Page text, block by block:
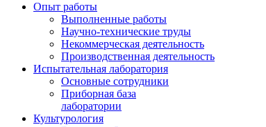
Опыт работы
Выполненные работы
Научно-технические труды
Некоммерческая деятельность
Производственная деятельность
Испытательная лаборатория
Основные сотрудники
Приборная база
лаборатории
Культурология